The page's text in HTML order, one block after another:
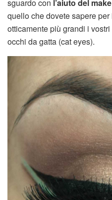
sguardo con l’aiuto del
quello che dovete sapere
otticamente più grandi i
occhi da gatta (cat eyes).